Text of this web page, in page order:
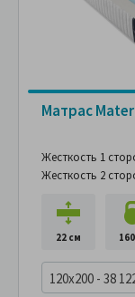
Матрас
Жесткость 1
Жесткость 2
22 см
120x200 - 38